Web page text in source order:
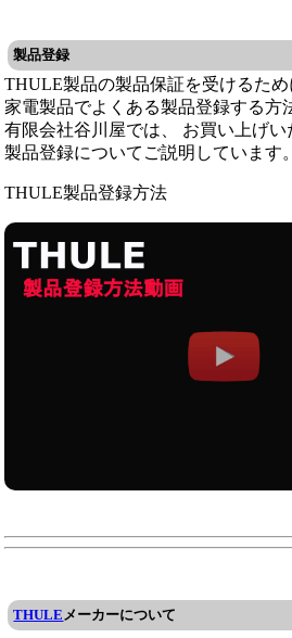
製品登録
THULE製品の製品保証を受けるため
家電製品でよくある製品登録する方
有限会社谷川屋では、 お買い上げ
製品登録についてご説明しています。
THULE製品登録方法
THULE メーカーについて